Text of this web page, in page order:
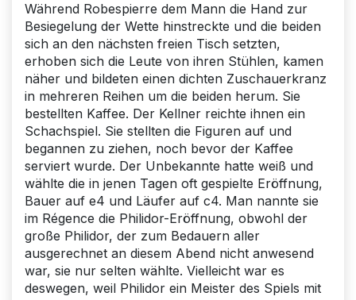
Während Robespierre dem Mann die Hand zur
Besiegelung der Wette hinstreckte und die beiden
sich an den nächsten freien Tisch setzten,
erhoben sich die Leute von ihren Stühlen, kamen
näher und bildeten einen dichten Zuschauerkranz
in mehreren Reihen um die beiden herum. Sie
bestellten Kaffee. Der Kellner reichte ihnen ein
Schachspiel. Sie stellten die Figuren auf und
begannen zu ziehen, noch bevor der Kaffee
serviert wurde. Der Unbekannte hatte weiß und
wählte die in jenen Tagen oft gespielte Eröffnung,
Bauer auf e4 und Läufer auf c4. Man nannte sie
im Régence die Philidor-Eröffnung, obwohl der
große Philidor, der zum Bedauern aller
ausgerechnet an diesem Abend nicht anwesend
war, sie nur selten wählte. Vielleicht war es
deswegen, weil Philidor ein Meister des Spiels mit